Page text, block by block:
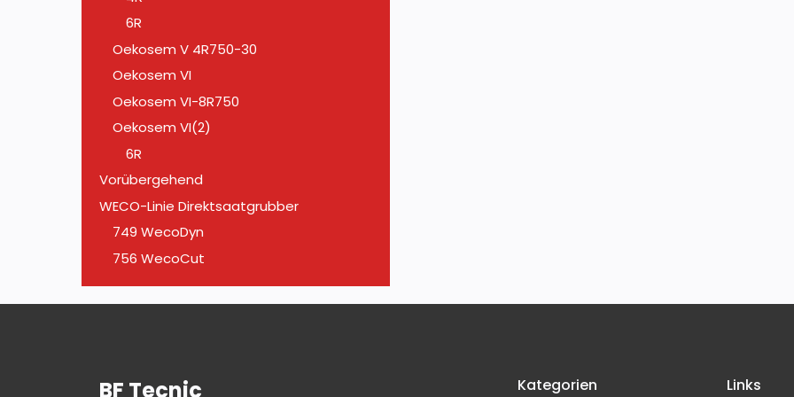
6R
Oekosem V 4R750-30
Oekosem VI
Oekosem VI-8R750
Oekosem VI(2)
6R
Vorübergehend
WECO-Linie Direktsaatgrubber
749 WecoDyn
756 WecoCut
BF Tecnic Kategorien Links